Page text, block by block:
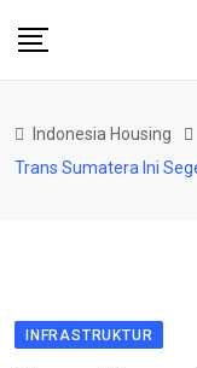
Indonesia Housing
Trans Sumatera Ini
INFRASTRUKTUR